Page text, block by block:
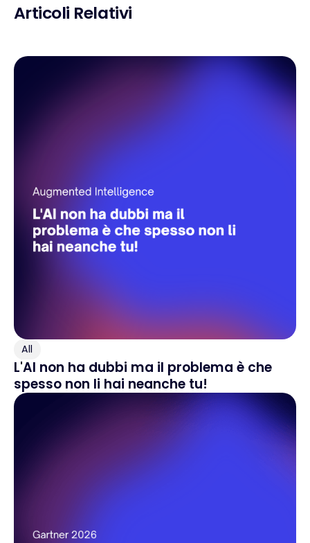
Articoli Relativi
All
L'AI non ha dubbi ma il problema è che
spesso non li hai neanche tu!